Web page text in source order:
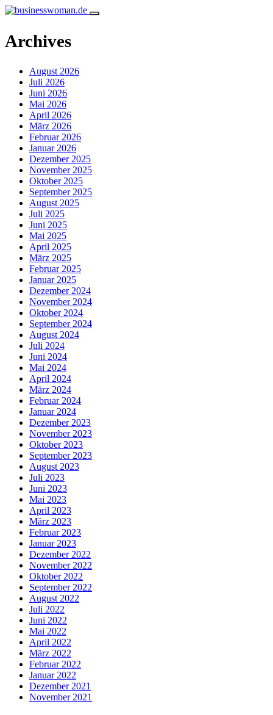
Archives
August 2026
Juli 2026
Juni 2026
Mai 2026
April 2026
März 2026
Februar 2026
Januar 2026
Dezember 2025
November 2025
Oktober 2025
September 2025
August 2025
Juli 2025
Juni 2025
Mai 2025
April 2025
März 2025
Februar 2025
Januar 2025
Dezember 2024
November 2024
Oktober 2024
September 2024
August 2024
Juli 2024
Juni 2024
Mai 2024
April 2024
März 2024
Februar 2024
Januar 2024
Dezember 2023
November 2023
Oktober 2023
September 2023
August 2023
Juli 2023
Juni 2023
Mai 2023
April 2023
März 2023
Februar 2023
Januar 2023
Dezember 2022
November 2022
Oktober 2022
September 2022
August 2022
Juli 2022
Juni 2022
Mai 2022
April 2022
März 2022
Februar 2022
Januar 2022
Dezember 2021
November 2021